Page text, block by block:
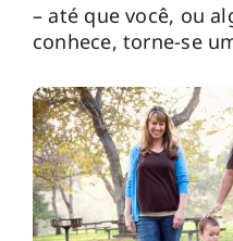
– até que você, ou
conhece, torne-se